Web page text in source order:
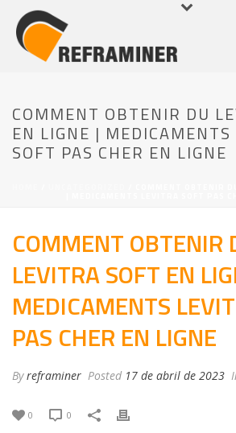
COMMENT OBTENIR DU
EN LIGNE |
SOFT PAS CHER EN LIGNE
COMMENT OBTENIR
LEVITRA SOFT EN
MEDICAMENTS
PAS CHER EN LIGNE
Byreframiner Posted 17 de abril de 2023
0 0